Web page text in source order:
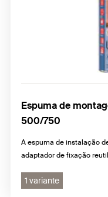
Espuma de
500/750
A espuma de instalação
adaptador de fixação
1 variante